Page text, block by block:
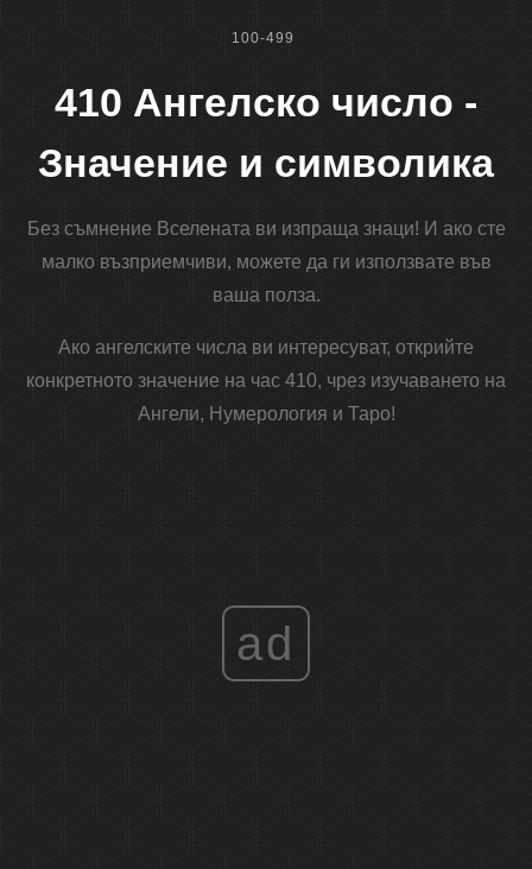
100-499
410 Ангелско число -
Значение и символика
Без съмнение Вселената ви изпраща знаци! И ако сте
малко възприемчиви, можете да ги използвате във
ваша полза.
Ако ангелските числа ви интересуват, открийте
конкретното значение на час 410, чрез изучаването на
Ангели, Нумерология и Таро!
ad